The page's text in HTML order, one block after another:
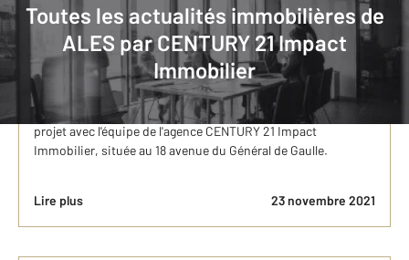
Toutes les actualités immobilières de
ALES parCENTURY 21 Impact
Immobilier
Louer un appartement à Alès avec CENTURY 21
Impact Immobilier
Vous cherchez à louer un appartement à Alès, la "capitale" des
Cévennes, où il fait bon vivre. Venez faire le point sur votre
projet avec l'équipe de l'agence CENTURY 21 Impact
Immobilier, située au 18 avenue du Général de Gaulle.
Lire plus 23 novembre 2021